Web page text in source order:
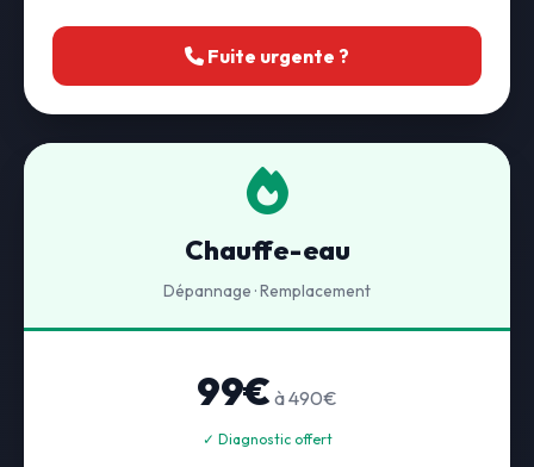
Fuite urgente ?
Chauffe-eau
Dépannage · Remplacement
99€ à 490€
✓ Diagnostic offert